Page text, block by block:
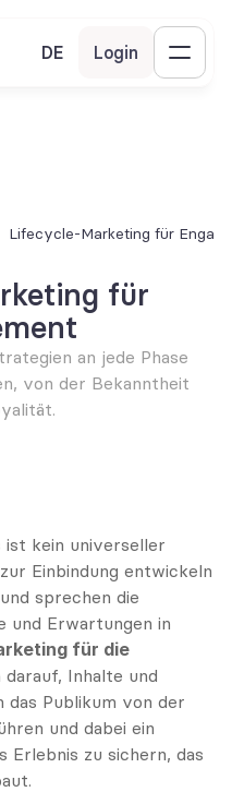
DE Login
Lifecycle-Marketing für
für
an jede Phase
von der Bekanntheit
ist kein universeller
Einbindung entwickeln
sprechen die
und Erwartungen in
für die
Inhalte und
das Publikum von der
und dabei ein
Erlebnis zu sichern, das